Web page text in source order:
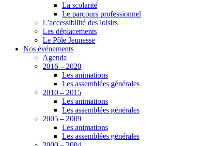
La scolarité
Le parcours professionnel
L’accessibilité des loisirs
Les déplacements
Le Pôle Jeunesse
Nos événements
Agenda
2016 – 2020
Les animations
Les assemblées générales
2010 – 2015
Les animations
Les assemblées générales
2005 – 2009
Les animations
Les assemblées générales